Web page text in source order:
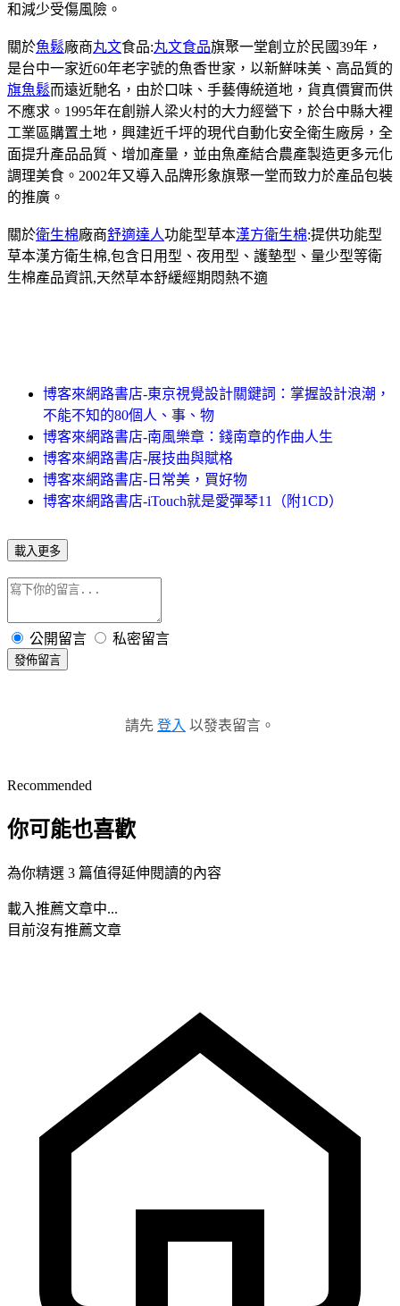
和減少受傷風險。
關於魚鬆廠商丸文食品:丸文食品旗聚一堂創立於民國39年，
是台中一家近60年老字號的魚香世家，以新鮮味美、高品質的
旗魚鬆而遠近馳名，由於口味、手藝傳統道地，貨真價實而供
不應求。1995年在創辦人梁火村的大力經營下，於台中縣大裡
工業區購置土地，興建近千坪的現代自動化安全衛生廠房，全
面提升產品品質、增加產量，並由魚產結合農產製造更多元化
調理美食。2002年又導入品牌形象旗聚一堂而致力於產品包裝
的推廣。
關於衛生棉廠商舒適達人功能型草本漢方衛生棉:提供功能型
草本漢方衛生棉,包含日用型、夜用型、護墊型、量少型等衛
生棉產品資訊,天然草本舒緩經期悶熱不適
博客來網路書店-東京視覺設計關鍵詞：掌握設計浪潮，
不能不知的80個人、事、物
博客來網路書店-南風樂章：錢南章的作曲人生
博客來網路書店-展技曲與賦格
博客來網路書店-日常美，買好物
博客來網路書店-iTouch就是愛彈琴11（附1CD）
載入更多
公開留言 私密留言
發佈留言
請先 登入 以發表留言。
Recommended
你可能也喜歡
為你精選 3 篇值得延伸閱讀的內容
載入推薦文章中...
目前沒有推薦文章